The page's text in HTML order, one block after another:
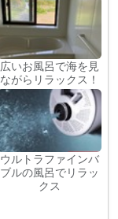
広いお風呂で海を見
ながらリラックス！
ウルトラファインバ
ブルの風呂でリラッ
クス